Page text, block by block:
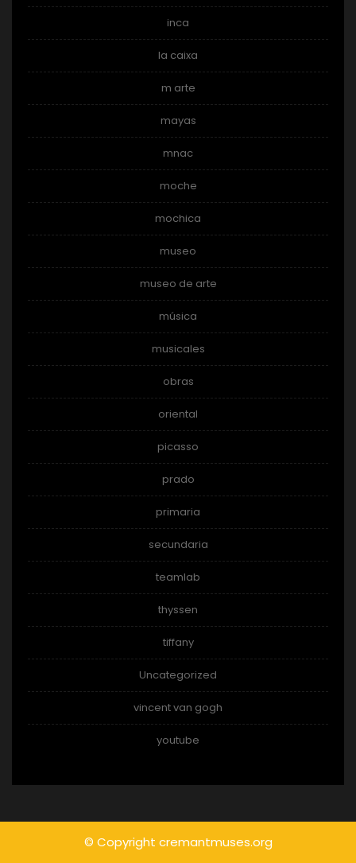
inca
la caixa
m arte
mayas
mnac
moche
mochica
museo
museo de arte
música
musicales
obras
oriental
picasso
prado
primaria
secundaria
teamlab
thyssen
tiffany
Uncategorized
vincent van gogh
youtube
© Copyright cremantmuses.org